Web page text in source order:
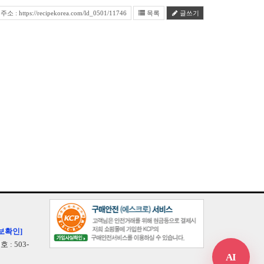
소 : https://recipekorea.com/ld_0501/11746 목록 글쓰기
확인]
: 503-
AI